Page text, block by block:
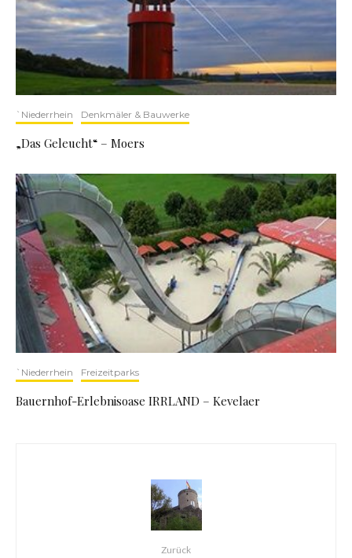
`Niederrhein Denkmäler & Bauwerke
„Das Geleucht“ – Moers
`Niederrhein Freizeitparks
Bauernhof-Erlebnisoase IRRLAND – Kevelaer
Zurück